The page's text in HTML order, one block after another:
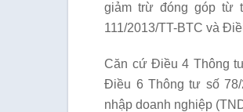
giảm trừ đóng góp từ
111/2013/TT-BTC và
Căn cứ Điều 4 Thông
Điều 6 Thông tư số 78/
nhập doanh nghiệp